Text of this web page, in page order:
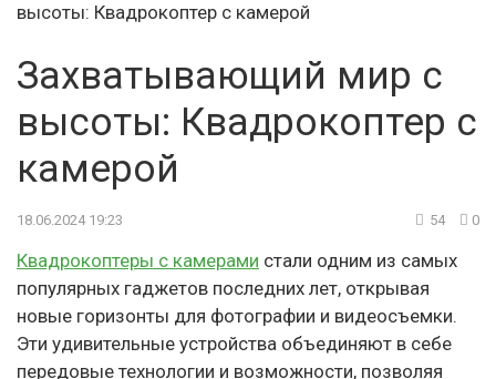
высоты: Квадрокоптер с камерой
Захватывающий мир с
высоты: Квадрокоптер с
камерой
18.06.2024 19:23 54 0
Квадрокоптеры с камерами стали одним из самых
популярных гаджетов последних лет, открывая
новые горизонты для фотографии и видеосъемки.
Эти удивительные устройства объединяют в себе
передовые технологии и возможности, позволяя